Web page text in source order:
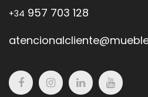
+34 957 703 128